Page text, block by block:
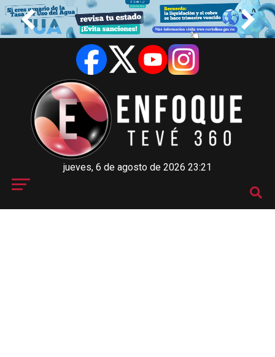
jueves, 6 de agosto de 2026 23:21